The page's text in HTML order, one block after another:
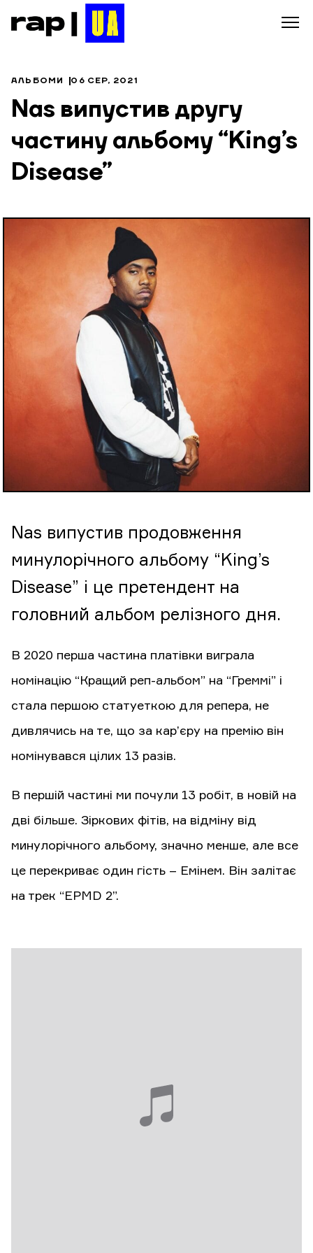
АЛЬБОМИ 06 СЕР, 2021
Nas випустив другу
частину альбому “King’s
Disease”
Nas випустив продовження
минулорічного альбому “King’s
Disease” і це претендент на
головний альбом релізного дня.
В 2020 перша частина платівки виграла
номінацію “Кращий реп-альбом” на “Греммі” і
стала першою статуеткою для репера, не
дивлячись на те, що за кар’єру на премію він
номінувався цілих 13 разів.
В першій частині ми почули 13 робіт, в новій на
дві більше. Зіркових фітів, на відміну від
минулорічного альбому, значно менше, але все
це перекриває один гість – Емінем. Він залітає
на трек “EPMD 2”.